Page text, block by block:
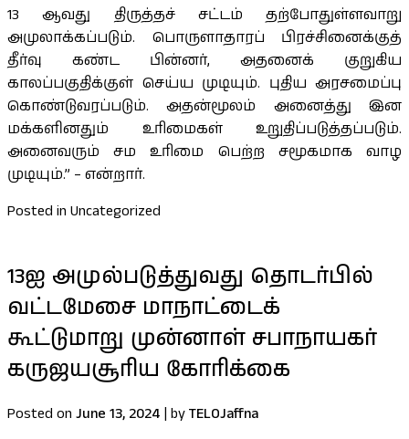
13 ஆவது திருத்தச் சட்டம் தற்போதுள்ளவாறு
அமுலாக்கப்படும். பொருளாதாரப் பிரச்சினைக்குத்
தீர்வு கண்ட பின்னர், அதனைக் குறுகிய
காலப்பகுதிக்குள் செய்ய முடியும். புதிய அரசமைப்பு
கொண்டுவரப்படும். அதன்மூலம் அனைத்து இன
மக்களினதும் உரிமைகள் உறுதிப்படுத்தப்படும்.
அனைவரும் சம உரிமை பெற்ற சமூகமாக வாழ
முடியும்.” – என்றார்.
Posted in Uncategorized
13ஐ அமுல்படுத்துவது தொடர்பில்
வட்டமேசை மாநாட்டைக்
கூட்டுமாறு முன்னாள் சபாநாயகர்
கருஜயசூரிய கோரிக்கை
Posted on June 13, 2024 | byTELOJaffna